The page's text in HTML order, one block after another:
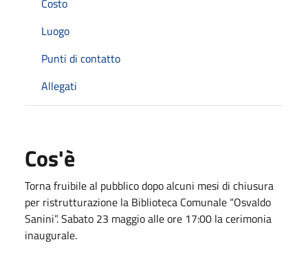
Luogo
Punti di contatto
Allegati
Cos'è
Torna fruibile al pubblico dopo alcuni mesi di chiusura
per ristrutturazione la Biblioteca Comunale “Osvaldo
Sanini”. Sabato 23 maggio alle ore 17:00 la cerimonia
inaugurale.